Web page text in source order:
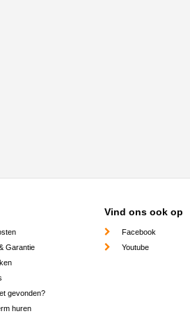
Garantie
gevonden?
huren
Vind ons ook op
Facebook
Youtube